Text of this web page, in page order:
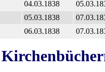
04.03.1838
05.03.1838
06.03.1838